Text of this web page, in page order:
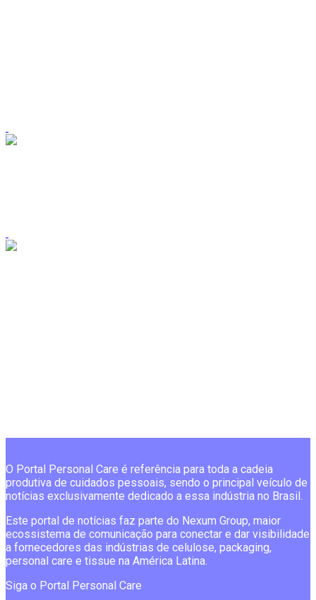
O Portal Personal Care é referência para toda a cadeia
produtiva de cuidados pessoais, sendo o principal veículo de
notícias exclusivamente dedicado a essa indústria no Brasil.
Este portal de notícias faz parte do Nexum Group, maior
ecossistema de comunicação para conectar e dar visibilidade
a fornecedores das indústrias de celulose, packaging,
personal care e tissue na América Latina.
Siga o Portal Personal Care